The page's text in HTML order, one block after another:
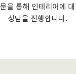
을 통해 인테리어에
상담을 진행합니다.